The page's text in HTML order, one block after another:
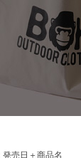
発売日＋商品名